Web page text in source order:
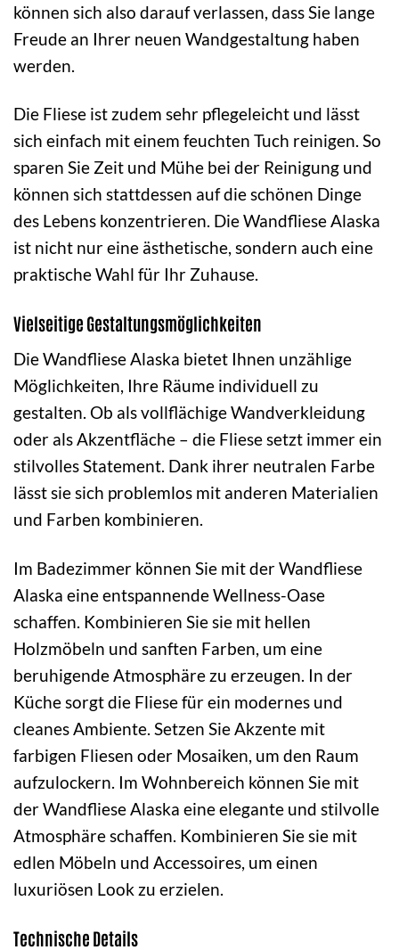
können sich also darauf verlassen, dass Sie lange
Freude an Ihrer neuen Wandgestaltung haben
werden.
Die Fliese ist zudem sehr pflegeleicht und lässt
sich einfach mit einem feuchten Tuch reinigen. So
sparen Sie Zeit und Mühe bei der Reinigung und
können sich stattdessen auf die schönen Dinge
des Lebens konzentrieren. Die Wandfliese Alaska
ist nicht nur eine ästhetische, sondern auch eine
praktische Wahl für Ihr Zuhause.
Vielseitige Gestaltungsmöglichkeiten
Die Wandfliese Alaska bietet Ihnen unzählige
Möglichkeiten, Ihre Räume individuell zu
gestalten. Ob als vollflächige Wandverkleidung
oder als Akzentfläche – die Fliese setzt immer ein
stilvolles Statement. Dank ihrer neutralen Farbe
lässt sie sich problemlos mit anderen Materialien
und Farben kombinieren.
Im Badezimmer können Sie mit der Wandfliese
Alaska eine entspannende Wellness-Oase
schaffen. Kombinieren Sie sie mit hellen
Holzmöbeln und sanften Farben, um eine
beruhigende Atmosphäre zu erzeugen. In der
Küche sorgt die Fliese für ein modernes und
cleanes Ambiente. Setzen Sie Akzente mit
farbigen Fliesen oder Mosaiken, um den Raum
aufzulockern. Im Wohnbereich können Sie mit
der Wandfliese Alaska eine elegante und stilvolle
Atmosphäre schaffen. Kombinieren Sie sie mit
edlen Möbeln und Accessoires, um einen
luxuriösen Look zu erzielen.
Technische Details